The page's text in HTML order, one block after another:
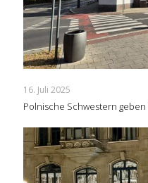
16. Juli 2025
Polnische Schwestern